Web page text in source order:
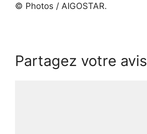
© Photos / AIGOSTAR.
Partagez votre avis